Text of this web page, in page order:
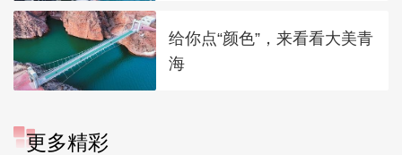
给你点“颜色”，来看看大美青
海
更多精彩